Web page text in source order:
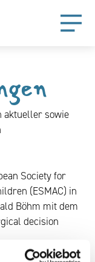
aktueller sowie
Society for
(ESMAC) in
Böhm mit dem
decision
der Vereinigung